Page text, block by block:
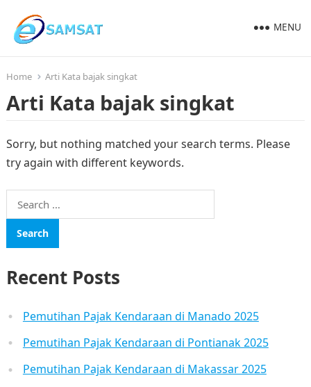
MENU
Home Arti Kata bajak singkat
Arti Kata bajak singkat
Sorry, but nothing matched your search terms. Please
try again with different keywords.
Search
for:
Recent Posts
Pemutihan Pajak Kendaraan di Manado 2025
Pemutihan Pajak Kendaraan di Pontianak 2025
Pemutihan Pajak Kendaraan di Makassar 2025